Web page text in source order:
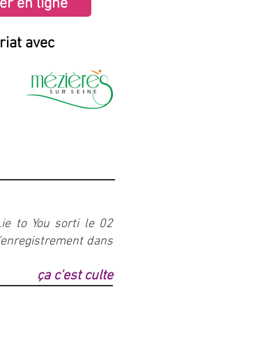
avec
en ligne
to You sorti le 02
dans
ça c'est culte